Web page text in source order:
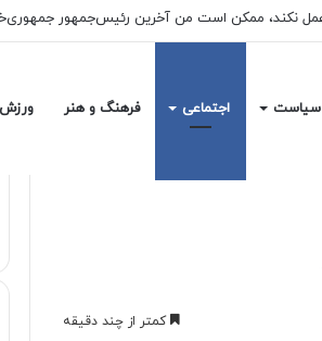
سیاست اجتماعی فرهنگ و هنر ورزش
کمتر از چند دقیقه